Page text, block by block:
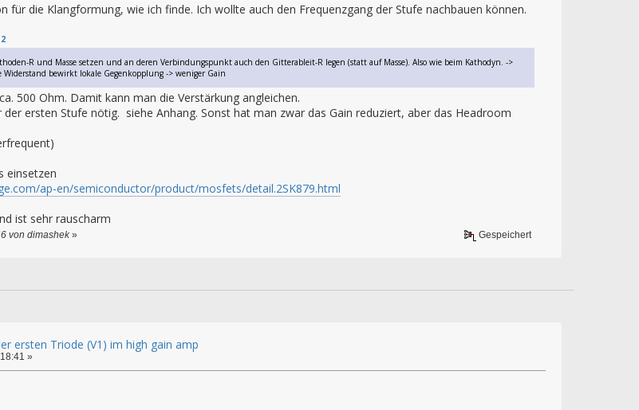
für die Klangformung, wie ich finde. Ich wollte auch den Frequenzgang der Stufe nachbauen können.
R und Masse setzen und an deren Verbindungspunkt auch den Gitterableit-R legen (statt auf Masse). Also wie beim Kathodyn. ->
Widerstand bewirkt lokale Gegenkopplung -> weniger Gain
500 Ohm. Damit kann man die Verstärkung angleichen.
der ersten Stufe nötig. siehe Anhang. Sonst hat man zwar das Gain reduziert, aber das Headroom
einsetzen
ap-en/semiconductor/product/mosfets/detail.2SK879.html
ist sehr rauscharm
von dimashek» Gespeichert
ersten Triode (V1) im high gain amp
»